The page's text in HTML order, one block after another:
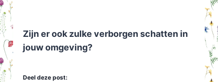
Zijn er ook zulke verborgen schatten in
jouw omgeving?
Deel deze post: